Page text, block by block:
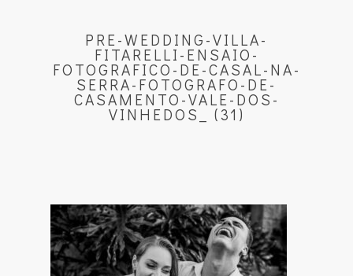
PRE-WEDDING-VILLA-
FITARELLI-ENSAIO-
FOTOGRAFICO-DE-CASAL-NA-
SERRA-FOTOGRAFO-DE-
CASAMENTO-VALE-DOS-
VINHEDOS_ (31)